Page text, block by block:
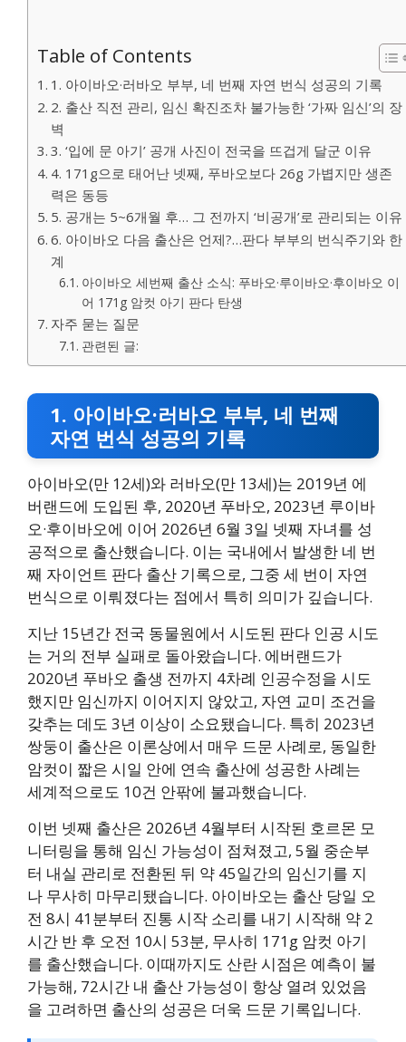
Table of Contents
1. 아이바오·러바오 부부, 네 번째 자연 번식 성공의 기록
2. 출산 직전 관리, 임신 확진조차 불가능한 ‘가짜 임신’의 장
벽
3. ‘입에 문 아기’ 공개 사진이 전국을 뜨겁게 달군 이유
4. 171g으로 태어난 넷째, 푸바오보다 26g 가볍지만 생존
력은 동등
5. 공개는 5~6개월 후… 그 전까지 ‘비공개’로 관리되는 이유
6. 아이바오 다음 출산은 언제?…판다 부부의 번식주기와 한
계
아이바오 세번째 출산 소식: 푸바오·루이바오·후이바오 이
어 171g 암컷 아기 판다 탄생
자주 묻는 질문
관련된 글:
1. 아이바오·러바오 부부, 네 번째
자연 번식 성공의 기록
아이바오(만 12세)와 러바오(만 13세)는 2019년 에
버랜드에 도입된 후, 2020년 푸바오, 2023년 루이바
오·후이바오에 이어 2026년 6월 3일 넷째 자녀를 성
공적으로 출산했습니다. 이는 국내에서 발생한 네 번
째 자이언트 판다 출산 기록으로, 그중 세 번이 자연
번식으로 이뤄졌다는 점에서 특히 의미가 깊습니다.
지난 15년간 전국 동물원에서 시도된 판다 인공 시도
는 거의 전부 실패로 돌아왔습니다. 에버랜드가
2020년 푸바오 출생 전까지 4차례 인공수정을 시도
했지만 임신까지 이어지지 않았고, 자연 교미 조건을
갖추는 데도 3년 이상이 소요됐습니다. 특히 2023년
쌍둥이 출산은 이론상에서 매우 드문 사례로, 동일한
암컷이 짧은 시일 안에 연속 출산에 성공한 사례는
세계적으로도 10건 안팎에 불과했습니다.
이번 넷째 출산은 2026년 4월부터 시작된 호르몬 모
니터링을 통해 임신 가능성이 점쳐졌고, 5월 중순부
터 내실 관리로 전환된 뒤 약 45일간의 임신기를 지
나 무사히 마무리됐습니다. 아이바오는 출산 당일 오
전 8시 41분부터 진통 시작 소리를 내기 시작해 약 2
시간 반 후 오전 10시 53분, 무사히 171g 암컷 아기
를 출산했습니다. 이때까지도 산란 시점은 예측이 불
가능해, 72시간 내 출산 가능성이 항상 열려 있었음
을 고려하면 출산의 성공은 더욱 드문 기록입니다.